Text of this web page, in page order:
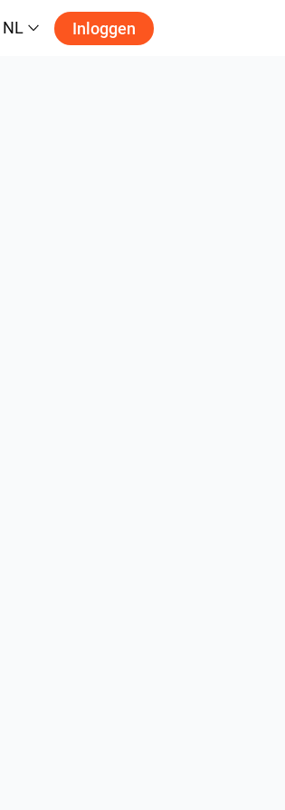
NL Inloggen